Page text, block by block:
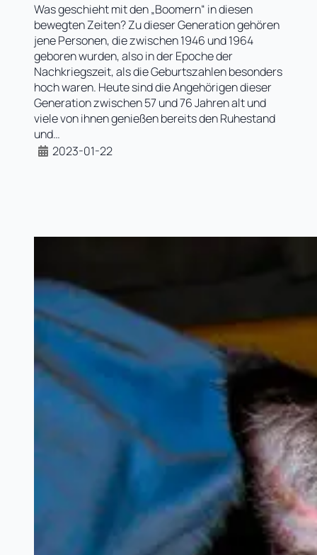
Was geschieht mit den „Boomern“ in diesen
bewegten Zeiten? Zu dieser Generation gehören
jene Personen, die zwischen 1946 und 1964
geboren wurden, also in der Epoche der
Nachkriegszeit, als die Geburtszahlen besonders
hoch waren. Heute sind die Angehörigen dieser
Generation zwischen 57 und 76 Jahren alt und
viele von ihnen genießen bereits den Ruhestand
und…
2023-01-22